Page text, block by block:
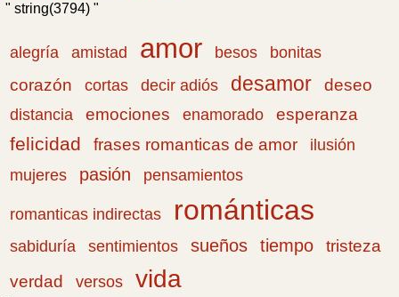
" string(3794) "
alegría amistad amor besos
bonitas
corazón
cortas decir adiós desamor deseo
distancia emociones enamorado esperanza
felicidad frases romanticas de amor
ilusión
mujeres
pasión pensamientos
romanticas indirectas románticas
sabiduría sentimientos sueños tiempo
tristeza
verdad
versos vida